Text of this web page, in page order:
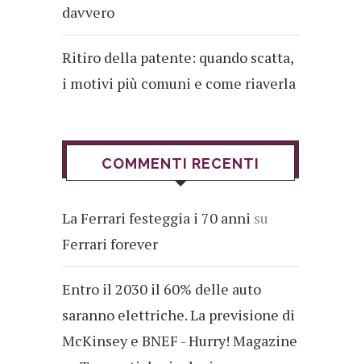
davvero
Ritiro della patente: quando scatta,
i motivi più comuni e come riaverla
COMMENTI RECENTI
La Ferrari festeggia i 70 anni su
Ferrari forever
Entro il 2030 il 60% delle auto
saranno elettriche. La previsione di
McKinsey e BNEF - Hurry! Magazine